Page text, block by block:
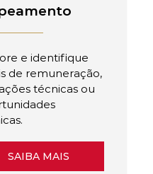
e identifique
de remuneração,
técnicas ou
SAIBA MAIS